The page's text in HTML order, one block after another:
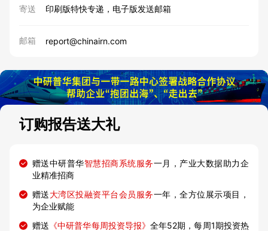
寄送 印刷版特快专递，电子版发送邮箱
邮箱 report@chinairn.com
订购报告送大礼
赠送中研普华智慧招商系统服务一月，产业大数据助力企
业精准招商
赠送大湾区投融资平台会员服务一年，全方位展示项目，
为企业赋能
赠送 《中研普华每周投资导报》全年52期，每周1期投资热